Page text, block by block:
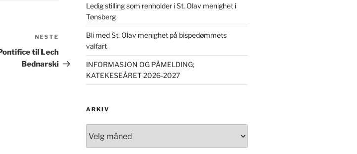
innlegg
NESTE
til Lech
Bednarski
Ledig stilling som renholder i St. Olav menighet i
Tønsberg
Bli med St. Olav menighet på bispedømmets
valfart
INFORMASJON OG PÅMELDING;
KATEKESEÅRET 2026-2027
ARKIV